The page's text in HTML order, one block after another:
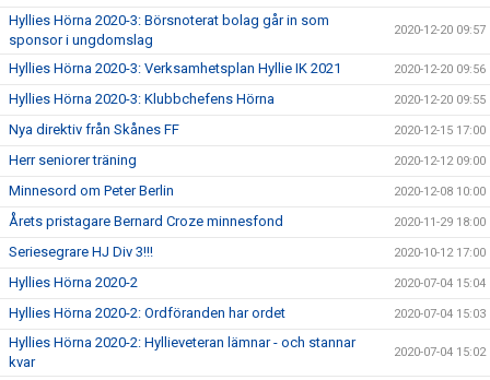
Hyllies Hörna 2020-3: Börsnoterat bolag går in som
sponsor i ungdomslag
2020-12-20 09:57
Hyllies Hörna 2020-3: Verksamhetsplan Hyllie IK 2021 2020-12-20 09:56
Hyllies Hörna 2020-3: Klubbchefens Hörna 2020-12-20 09:55
Nya direktiv från Skånes FF 2020-12-15 17:00
Herr seniorer träning 2020-12-12 09:00
Minnesord om Peter Berlin 2020-12-08 10:00
Årets pristagare Bernard Croze minnesfond 2020-11-29 18:00
Seriesegrare HJ Div 3!!! 2020-10-12 17:00
Hyllies Hörna 2020-2 2020-07-04 15:04
Hyllies Hörna 2020-2: Ordföranden har ordet 2020-07-04 15:03
Hyllies Hörna 2020-2: Hyllieveteran lämnar - och stannar
kvar
2020-07-04 15:02